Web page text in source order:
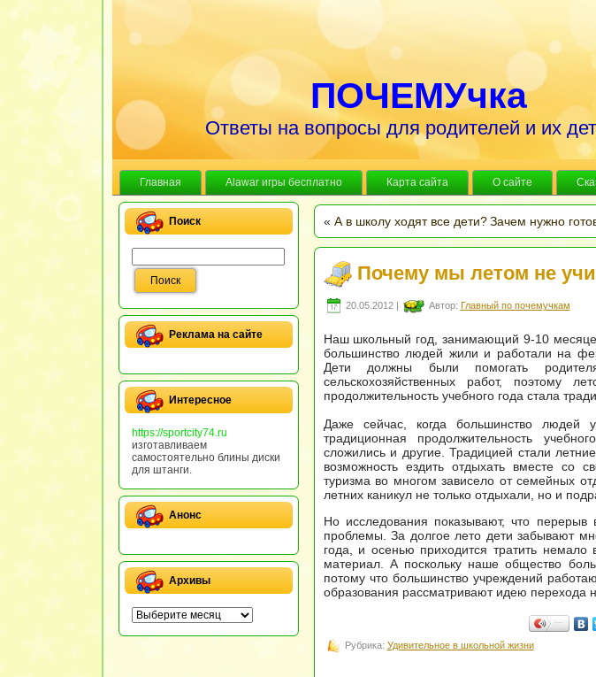
ПОЧЕМУчка
Ответы на вопросы для родителей и их
Главная Alawar игры бесплатно Карта сайта О сайте
Поиск
Реклама на сайте
Интересное
https://sportcity74.ru
изготавливаем
самостоятельно блины диски
для штанги.
Анонс
Архивы
« А в школу ходят все дети? Зачем нужно
Почему мы летом не
20.05.2012 | Автор: Главный по почемучкам
Наш школьный год, занимающий 9-10
большинство людей жили и работали на
Дети должны были помогать
сельскохозяйственных работ,
продолжительность учебного года стала
Даже сейчас, когда большинство
традиционная продолжительность
сложились и другие. Традицией стали
возможность ездить отдыхать вместе со
туризма во многом зависело от семейных
летних каникул не только отдыхали, но и
Но исследования показывают, что
проблемы. За долгое лето дети забывают
года, и осенью приходится тратить
материал. А поскольку наше общество
потому что большинство учреждений
образования рассматривают идею перехода
Рубрика: Удивительное в школьной жизни